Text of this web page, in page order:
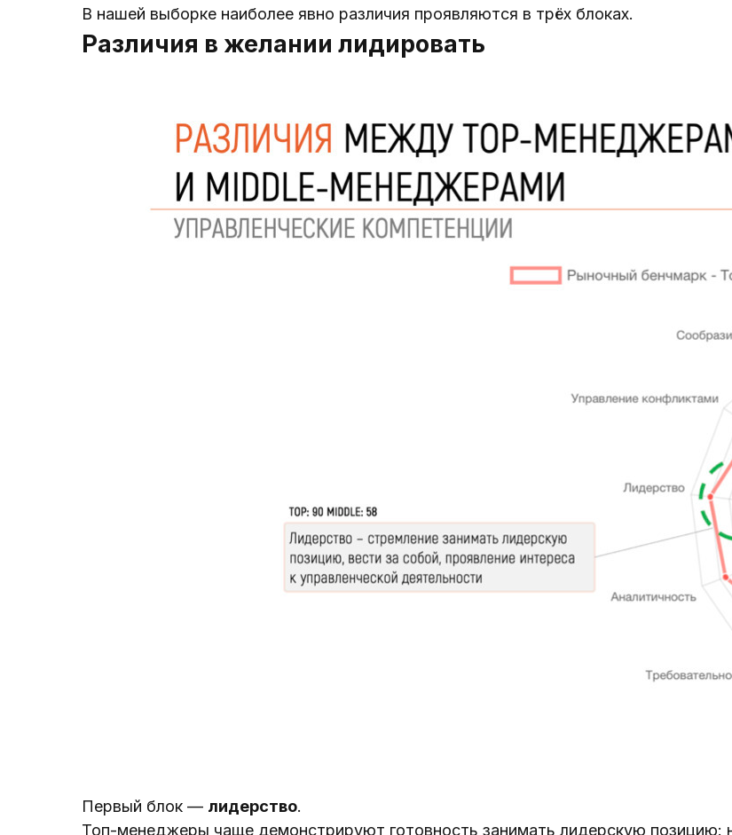
В нашей выборке наиболее явно различия проявляются в трёх блоках.
Различия в желании лидировать
Первый блок — лидерство.
Топ-менеджеры чаще демонстрируют готовность занимать лидерскую позицию: